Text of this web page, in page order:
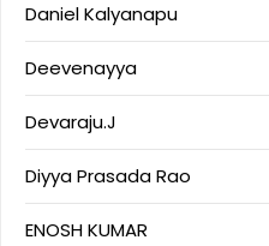
Daniel Kalyanapu
Deevenayya
Devaraju.J
Diyya Prasada Rao
ENOSH KUMAR